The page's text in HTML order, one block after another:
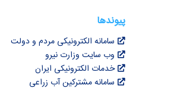
پیوندها
سامانه الکترونیکی مردم و دولت
وب سایت وزارت نیرو
خدمات الکترونیکی ایران
سامانه مشترکین آب زراعی